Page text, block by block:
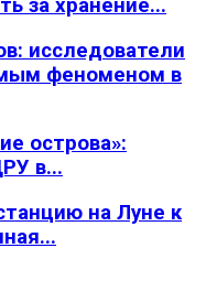
за хранение...
исследователи
феноменом в
острова»:
в...
на Луне к